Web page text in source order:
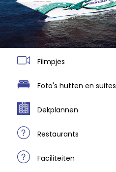
Filmpjes
Foto's hutten en suites
Dekplannen
Restaurants
Faciliteiten